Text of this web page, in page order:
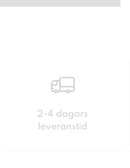
2-4 dagars
leveranstid